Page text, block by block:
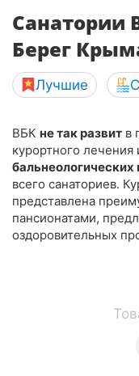
Санатории
Берег
Лучшие
ВБК не так развит в
курортного лечения
всего санаториев.
представлена
пансионатами,
оздоровительных